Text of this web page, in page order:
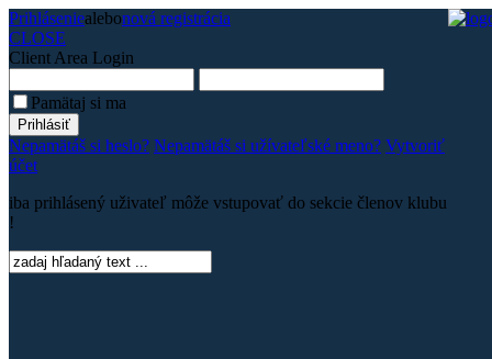
Prihláseniealebonová registrácia
CLOSE
Client Area Login
Pamätaj si ma
Nepamätáš si heslo? Nepamätáš si užívateľské meno? Vytvoriť
účet
iba prihlásený uživateľ môže vstupovať do sekcie členov klubu
!